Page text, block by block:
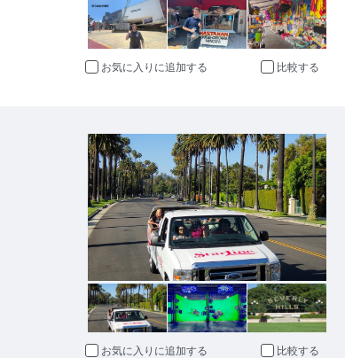
お気に入りに追加 比較
お気に入りに追加 比較